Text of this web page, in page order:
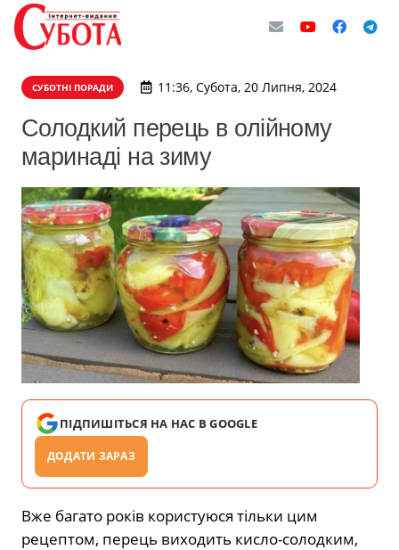
СУБОТНІ ПОРАДИ 11:36, Субота, 20 Липня, 2024
Солодкий перець в олійному
маринаді на зиму
ПІДПИШІТЬСЯ НА НАС В GOOGLE
ДОДАТИ ЗАРАЗ
Вже багато років користуюся тільки цим
рецептом, перець виходить кисло-солодким,